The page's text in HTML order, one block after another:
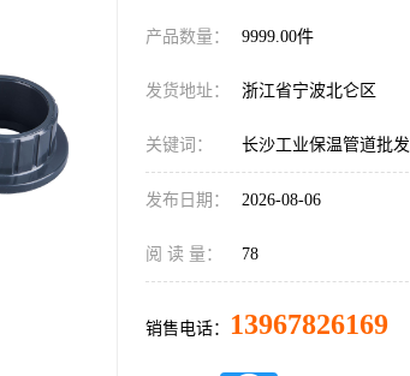
产品数量： 9999.00件
发货地址： 浙江省宁波北仑区
关键词： 长沙工业保温管道批发
发布日期： 2026-08-06
阅 读 量： 78
销售电话： 13967826169